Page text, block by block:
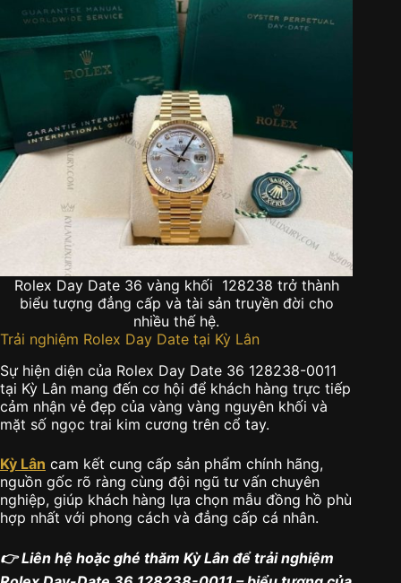
Rolex Day Date 36 vàng khối 128238 trở thành
biểu tượng đẳng cấp và tài sản truyền đời cho
nhiều thế hệ.
Trải nghiệm Rolex Day Date tại Kỳ Lân
Sự hiện diện của Rolex Day Date 36 128238-0011
tại Kỳ Lân mang đến cơ hội để khách hàng trực tiếp
cảm nhận vẻ đẹp của vàng vàng nguyên khối và
mặt số ngọc trai kim cương trên cổ tay.
Kỳ Lân cam kết cung cấp sản phẩm chính hãng,
nguồn gốc rõ ràng cùng đội ngũ tư vấn chuyên
nghiệp, giúp khách hàng lựa chọn mẫu đồng hồ phù
hợp nhất với phong cách và đẳng cấp cá nhân.
👉 Liên hệ hoặc ghé thăm Kỳ Lân để trải nghiệm